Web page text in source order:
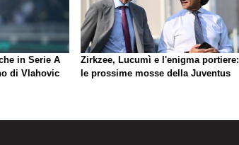
in Serie A
di Vlahovic
Zirkzee, Lucumì e l'enigma portiere:
le prossime mosse della Juventus